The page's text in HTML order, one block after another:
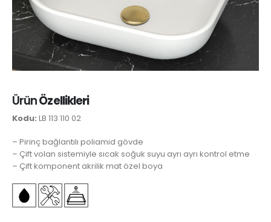
ÜrünÖzellikleri
Kodu: LB 113 110 02
– Pirinç bağlantılı poliamid gövde
– Çift volan sistemiyle sıcak soğuk suyu ayrı ayrı kontrol etme
– Çift komponent akrilik mat özel boya